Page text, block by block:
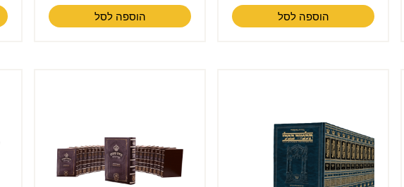
הוספה לסל הוספה לסל